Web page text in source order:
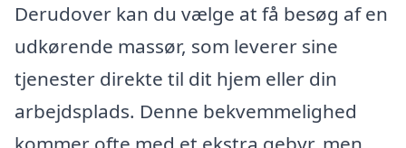
Derudover kan du vælge at få besøg af en
udkørende massør, som leverer sine
tjenester direkte til dit hjem eller din
arbejdsplads. Denne bekvemmelighed